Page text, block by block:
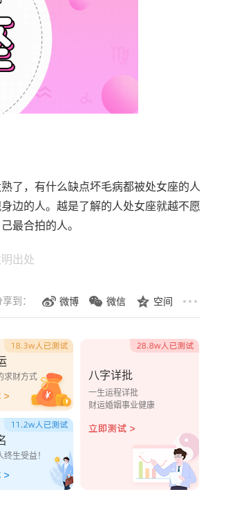
了，有什么缺点坏毛病都被处女座的人
边的人。越是了解的人处女座就越不愿
最合拍的人。
出处
享到： 微博 微信 空间
求财方式
生受益！
八字详批
一生运程详批
财运婚姻事业健康